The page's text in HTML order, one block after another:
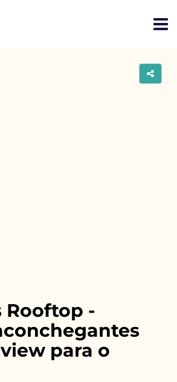
Rooftop -
para o